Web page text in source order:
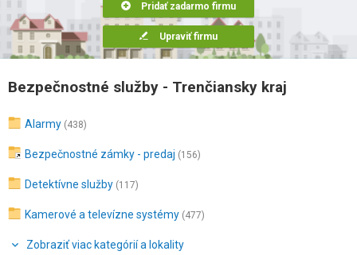
Pridať zadarmo firmu
Upraviť firmu
Bezpečnostné služby - Trenčiansky kraj
Alarmy (438)
Bezpečnostné zámky - predaj (156)
Detektívne služby (117)
Kamerové a televízne systémy (477)
Zobraziť viac kategórií a lokality